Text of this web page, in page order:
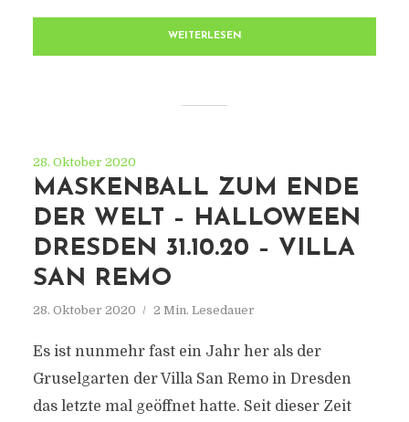
WEITERLESEN
28. Oktober 2020
MASKENBALL ZUM ENDE
DER WELT – HALLOWEEN
DRESDEN 31.10.20 – VILLA
SAN REMO
28. Oktober 2020 2 Min. Lesedauer
Es ist nunmehr fast ein Jahr her als der
Gruselgarten der Villa San Remo in Dresden
das letzte mal geöffnet hatte. Seit dieser Zeit